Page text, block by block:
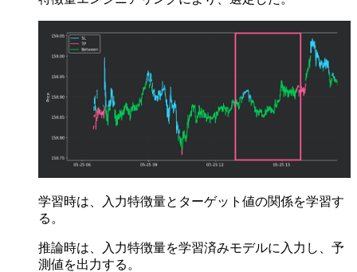
学習時は、入力特徴量とターゲット値の関係を学習す
る。
推論時は、入力特徴量を学習済みモデルに入力し、予
測値を出力する。